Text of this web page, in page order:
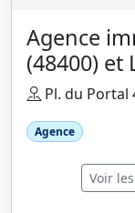
Agence
(48400) et
Pl. du Portal
Agence
Voir